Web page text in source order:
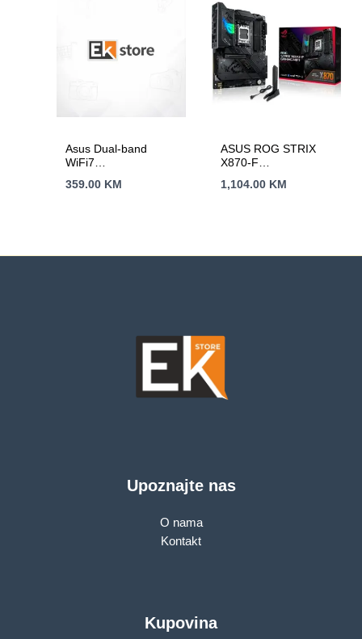
Asus Dual-band
WiFi7
PK
359.00 KM
ASUS ROG STRIX
X870-F
AM5; 4xDDR54x M.2;
1,104.00 KM
Upoznajte nas
O nama
Kontakt
Kupovina